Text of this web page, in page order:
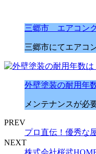
三郷市 エアコン
三郷市にてエアコ
外壁塗装の耐用年
メンテナンスが必
PREV
プロ直伝！優秀な
NEXT
株式会社桜武